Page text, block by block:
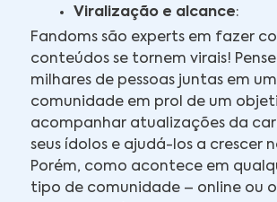
Viralização e alcance:
Fandoms são experts em fazer
conteúdos se tornem virais! Pense
milhares de pessoas juntas em
comunidade em prol de um
acompanhar atualizações da
seus ídolos e ajudá-los a crescer
Porém, como acontece em
tipo de comunidade – online ou